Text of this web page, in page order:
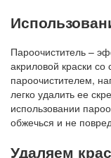
Пароочиститель –
акриловой краски
пароочистителем,
легко удалить ее
использовании
обжечься и не
Удаляем